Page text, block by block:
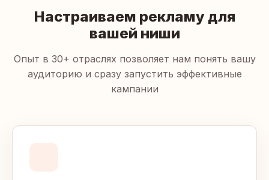
Настраиваем рекламу для
вашей ниши
Опыт в 30+ отраслях позволяет нам понять вашу
аудиторию и сразу запустить эффективные
кампании